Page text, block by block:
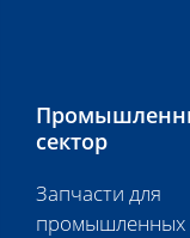
сектор
Запчасти для
промышленных